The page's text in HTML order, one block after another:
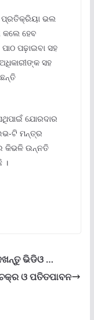
ପ୍ରତିକ୍ରିୟା ଭଲ
କଲେ ହେବ
ପଢ଼ାଇବା ସହ
ସହ
ଯୋରଦାର
ଟି ମନ୍ତ୍ର
କିଭଳି ଉନ୍ନତି
।
ଭିଡିଓ …
ଓ ପତିତପାବନ